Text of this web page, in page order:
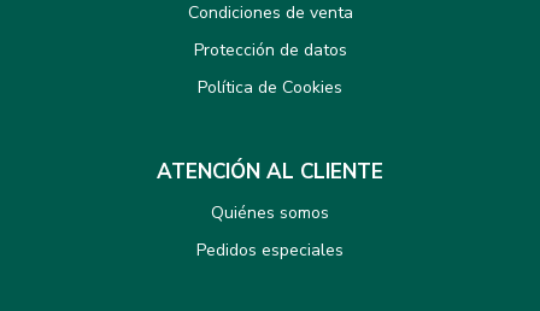
Condiciones de venta
Protección de datos
Política de Cookies
ATENCIÓN AL CLIENTE
Quiénes somos
Pedidos especiales